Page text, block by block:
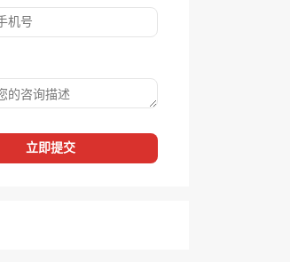
立即提交